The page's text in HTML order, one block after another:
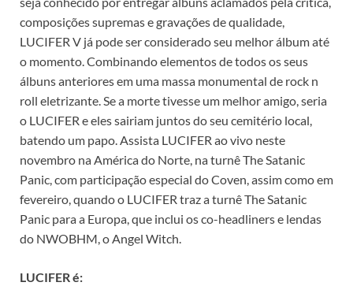
composições supremas e gravações de qualidade,
LUCIFER V já pode ser considerado seu melhor álbum até
o momento. Combinando elementos de todos os seus
álbuns anteriores em uma massa monumental de rock n
roll eletrizante. Se a morte tivesse um melhor amigo, seria
o LUCIFER e eles sairiam juntos do seu cemitério local,
batendo um papo. Assista LUCIFER ao vivo neste
novembro na América do Norte, na turnê The Satanic
Panic, com participação especial do Coven, assim como em
fevereiro, quando o LUCIFER traz a turnê The Satanic
Panic para a Europa, que inclui os co-headliners e lendas
do NWOBHM, o Angel Witch.
LUCIFER é: